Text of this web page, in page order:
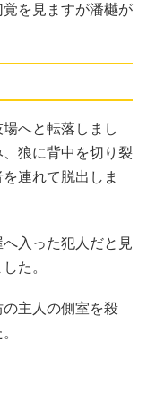
を見ますが潘樾が
へと転落しまし
狼に背中を切り裂
連れて脱出しま
入った犯人だと見
た。
主人の側室を殺